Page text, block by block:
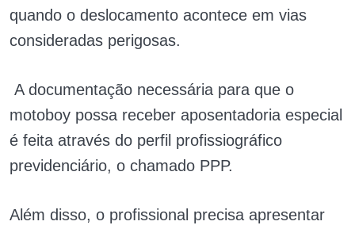
quando o deslocamento acontece em vias
consideradas perigosas.
A documentação necessária para que o
motoboy possa receber aposentadoria especial
é feita através do perfil profissiográfico
previdenciário, o chamado PPP.
Além disso, o profissional precisa apresentar